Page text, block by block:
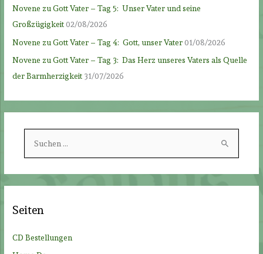
Novene zu Gott Vater – Tag 5: Unser Vater und seine
Großzügigkeit02/08/2026
Novene zu Gott Vater – Tag 4: Gott, unser Vater01/08/2026
Novene zu Gott Vater – Tag 3: Das Herz unseres Vaters als Quelle
der Barmherzigkeit 31/07/2026
h
n
Seiten
CD Bestellungen